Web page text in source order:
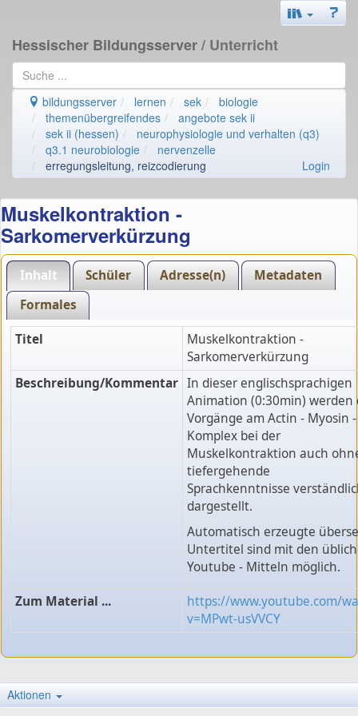
Hessischer Bildungsserver/ Unterricht
bildungsserver lernen sek
biologie
themenübergreifendes
angebote sek ii
sek ii (hessen)
neurophysiologie und verhalten (q3)
q3.1 neurobiologie
nervenzelle
erregungsleitung, reizcodierung
Login
Muskelkontraktion -
Sarkomerverkürzung
Inhalt Schüler Adresse(n)
Metadaten
Formales
Titel
Muskelkontraktion -
Sarkomerverkürzung
Beschreibung/Kommentar In dieser englischsprachigen
Animation (0:30min) werden
Vorgänge am Actin - Myosin -
Komplex bei der
Muskelkontraktion auch
tiefergehende
Sprachkenntnisse
dargestellt.
Automatisch erzeugte
Untertitel sind mit den
Youtube - Mitteln möglich.
Zum Material ...
https://www.youtube.com/
v=MPwt-usVVCY
Aktionen